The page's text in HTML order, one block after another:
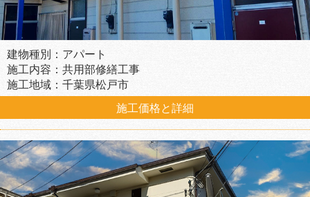
建物種別：アパート
施工内容：共用部修繕工事
施工地域：千葉県松戸市
施工価格と詳細